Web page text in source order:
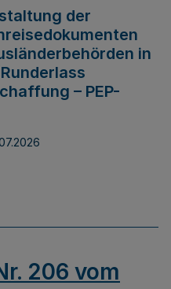
der
in
– PEP-
206 vom